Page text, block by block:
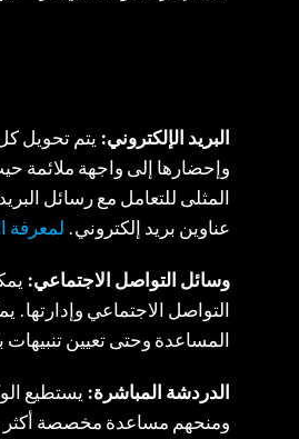
البريد الإلكتروني: يتم تحويل كل
وإحضارها إلى واجهة ملائمة
المثلى للتعامل مع رسائل
عناوين بريد إلكتروني. لمعرفة
وسائل التواصل الاجتماعي:
التواصل الاجتماعي
المساعدة وحتى تعيين
الدردشة المباشرة: يستطيع
ومنحهم مساعدة مخصصة أكثر